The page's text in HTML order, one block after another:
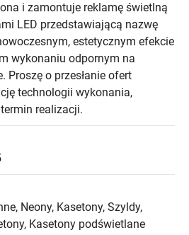
i zamontuje reklamę świetlną
LED przedstawiającą nazwę
estetycznym efekcie
wykonaniu odpornym na
Proszę o przesłanie ofert
technologii wykonania,
realizacji.
Neony, Kasetony, Szyldy,
Kasetony podświetlane